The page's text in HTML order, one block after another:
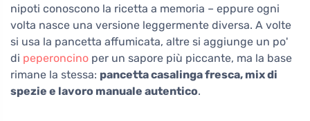
nipoti conoscono la ricetta a memoria – eppure ogni
volta nasce una versione leggermente diversa. A volte
si usa la pancetta affumicata, altre si aggiunge un po'
di peperoncino per un sapore più piccante, ma la base
rimane la stessa: pancetta casalinga fresca, mix di
spezie e lavoro manuale autentico.